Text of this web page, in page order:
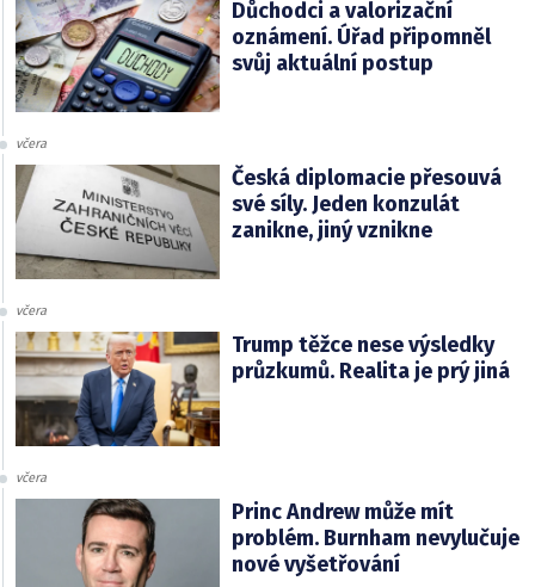
Důchodci a valorizační
oznámení. Úřad připomněl
svůj aktuální postup
včera
Česká diplomacie přesouvá
své síly. Jeden konzulát
zanikne, jiný vznikne
včera
Trump těžce nese výsledky
průzkumů. Realita je prý jiná
včera
Princ Andrew může mít
problém. Burnham nevylučuje
nové vyšetřování